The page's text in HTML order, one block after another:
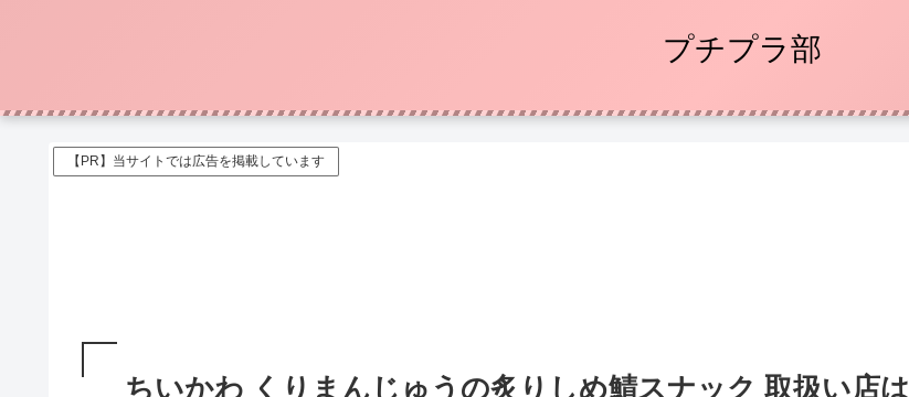
プチプラ部
【PR】当サイトでは広告を掲載しています
ちいかわ くりまんじゅうの炙りしめ鯖スナック 取扱い店は